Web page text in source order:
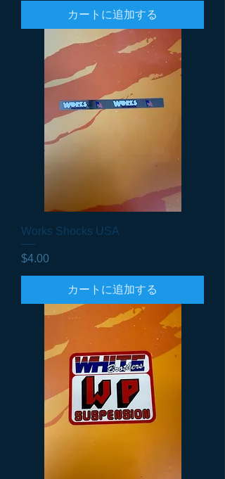
カートに追加する
Works Shocks USA
価格
$4.00
カートに追加する